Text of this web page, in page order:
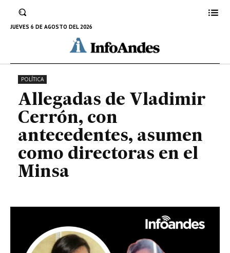
JUEVES 6 DE AGOSTO DEL 2026
antecedentes, asumen como
directoras en el Minsa
7 DE NOVIEMBRE DE 2022
POLÍTICA
Allegadas de Vladimir
Cerrón, con
antecedentes, asumen
como directoras en el
Minsa